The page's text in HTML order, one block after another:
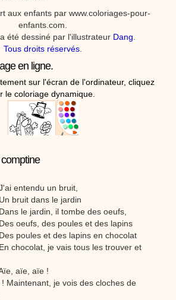
aux enfants par www.coloriages-pour-
enfants.com.
été dessiné par l'illustrateur Dang
Tous droits réservés
en ligne.
sur l'écran de l'ordinateur, cliquez
le coloriage dynamique.
entendu un bruit,
bruit dans le jardin
le jardin, il tombe des oeufs,
oeufs, des poules et des lapins
poules et des lapins en chocolat
chocolat, je vais tous les trouver et
aïe, aïe !
Maintenant, je vois des cloches de